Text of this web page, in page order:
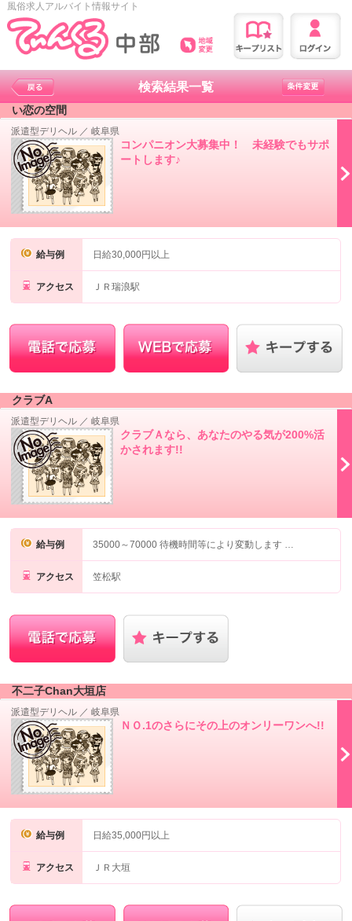
風俗求人アルバイト情報サイト
検索結果一覧
い恋の空間
派遣型デリヘル ／岐阜県
コンパニオン大募集中！ 未経験でもサポ
ートします♪
給与例 日給30,000円以上
アクセス ＪＲ瑞浪駅
クラブA
派遣型デリヘル ／岐阜県
クラブＡなら、あなたのやる気が200%活
かされます!!
給与例 35000～70000 待機時間等により変動します …
アクセス 笠松駅
不二子Chan大垣店
派遣型デリヘル ／岐阜県
ＮＯ.1のさらにその上のオンリーワンへ!!
給与例 日給35,000円以上
アクセス ＪＲ大垣